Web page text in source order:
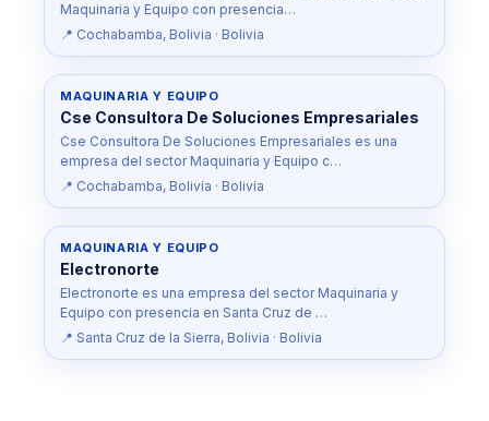
Maquinaria y Equipo con presencia…
📍 Cochabamba, Bolivia · Bolivia
MAQUINARIA Y EQUIPO
Cse Consultora De Soluciones Empresariales
Cse Consultora De Soluciones Empresariales es una
empresa del sector Maquinaria y Equipo c…
📍 Cochabamba, Bolivia · Bolivia
MAQUINARIA Y EQUIPO
Electronorte
Electronorte es una empresa del sector Maquinaria y
Equipo con presencia en Santa Cruz de …
📍 Santa Cruz de la Sierra, Bolivia · Bolivia